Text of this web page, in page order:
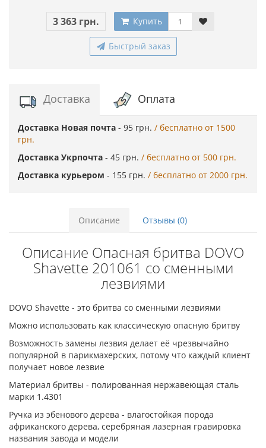
3 363 грн. Купить
Быстрый заказ
Доставка Оплата
Доставка Новая почта - 95 грн. / бесплатно от 1500
грн.
Доставка Укрпочта - 45 грн. / бесплатно от 500 грн.
Доставка курьером - 155 грн. / бесплатно от 2000 грн.
Описание Отзывы (0)
Описание Опасная бритва DOVO
Shavette 201061 со сменными
лезвиями
DOVO Shavette - это бритва со сменными лезвиями
Можно использовать как классическую опасную бритву
Возможность замены лезвия делает её чрезвычайно
популярной в парикмахерских, потому что каждый клиент
получает новое лезвие
Материал бритвы - полированная нержавеющая сталь
марки 1.4301
Ручка из эбенового дерева - влагостойкая порода
африканского дерева, серебряная лазерная гравировка
названия завода и модели